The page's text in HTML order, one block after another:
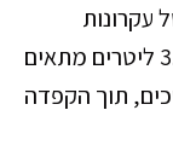
עקרונות
האופנוע הבסיסיים. מיכל הדלק בנפח 3.8 ליטרים מתאים
תוך הקפדה